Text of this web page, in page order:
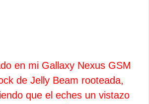
en mi Gallaxy Nexus GSM
de Jelly Beam rooteada,
que el eches un vistazo